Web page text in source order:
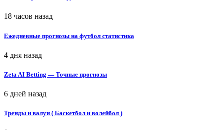
18 часов назад
Ежедневные прогнозы на футбол статистика
4 дня назад
Zeta AI Betting — Точные прогнозы
6 дней назад
Тренды и валуи ( Баскетбол и волейбол )